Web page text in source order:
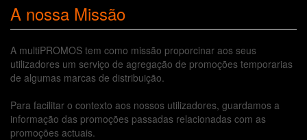
A nossa Missão
A multiPROMOS tem como missão proporcinar aos seus
utilizadores um serviço de agregação de promoções temporarias
de algumas marcas de distribuição.
Para facilitar o contexto aos nossos utilizadores, guardamos a
informação das promoções passadas relacionadas com as
promoções actuais.